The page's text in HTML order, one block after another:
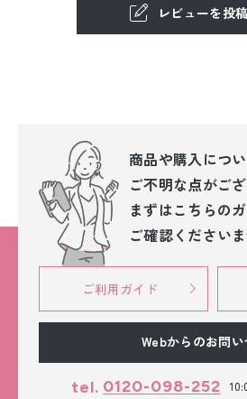
レビューを投
商品や購入につ
ご不明な点がご
まずはこちらの
ご確認くださいま
ご利用ガイド
Webからのお問
tel. 0120-098-252